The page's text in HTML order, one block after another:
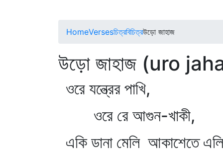
HomeVersesচিত্রবিচিত্রউড়ো জাহাজ
উড়ো জাহাজ (uro
ওরে যন্ত্রের পাখি,
ওরে রে আগুন-খাকী,
একি ডানা মেলি আকাশেতে